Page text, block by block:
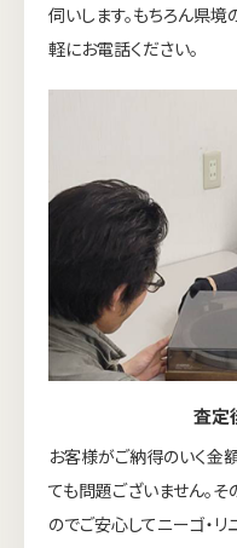
伺いします。もちろん県
軽にお電話ください。
査定
お客様がご納得のいく金
ても問題ございません。
のでご安心してニーゴ・